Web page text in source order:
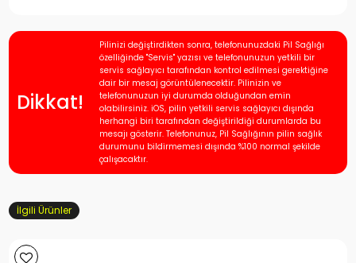
Dikkat!
Pilinizi değiştirdikten sonra, telefonunuzdaki Pil Sağlığı
özelliğinde "Servis" yazısı ve telefonunuzun yetkili bir
servis sağlayıcı tarafından kontrol edilmesi gerektiğine
dair bir mesaj görüntülenecektir. Pilinizin ve
telefonunuzun iyi durumda olduğundan emin
olabilirsiniz. iOS, pilin yetkili servis sağlayıcı dışında
herhangi biri tarafından değiştirildiği durumlarda bu
mesajı gösterir. Telefonunuz, Pil Sağlığının pilin sağlık
durumunu bildirmemesi dışında %100 normal şekilde
çalışacaktır.
İlgili Ürünler